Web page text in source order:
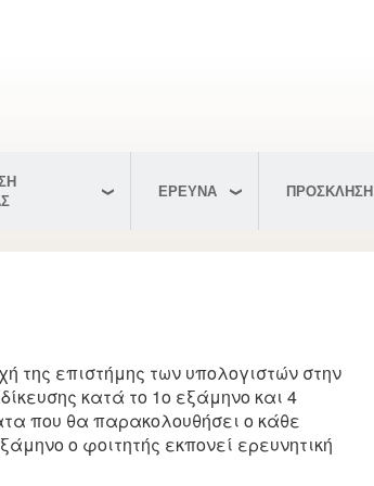
ΕΡΕΥΝΑ ΠΡΟΣΚΛΗΣΗ
της επιστήμης των υπολογιστών στην
κατά το 1ο εξάμηνο και 4
που θα παρακολουθήσει ο κάθε
ο φοιτητής εκπονεί ερευνητική